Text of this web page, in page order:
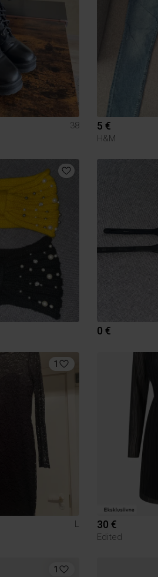
38 5 €
H&M
0 €
1
L 30 €
Edited
1